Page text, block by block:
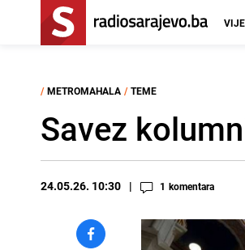
/ METROMAHALA / TEME
Savez
24.05.26. 10:30 1 komentara